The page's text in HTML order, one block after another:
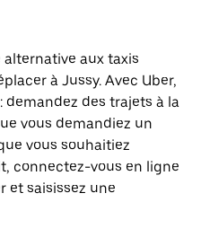
alternative aux taxis
à Jussy. Avec Uber,
demandez des trajets à la
vous demandiez un
vous souhaitiez
connectez-vous en ligne
et saisissez une